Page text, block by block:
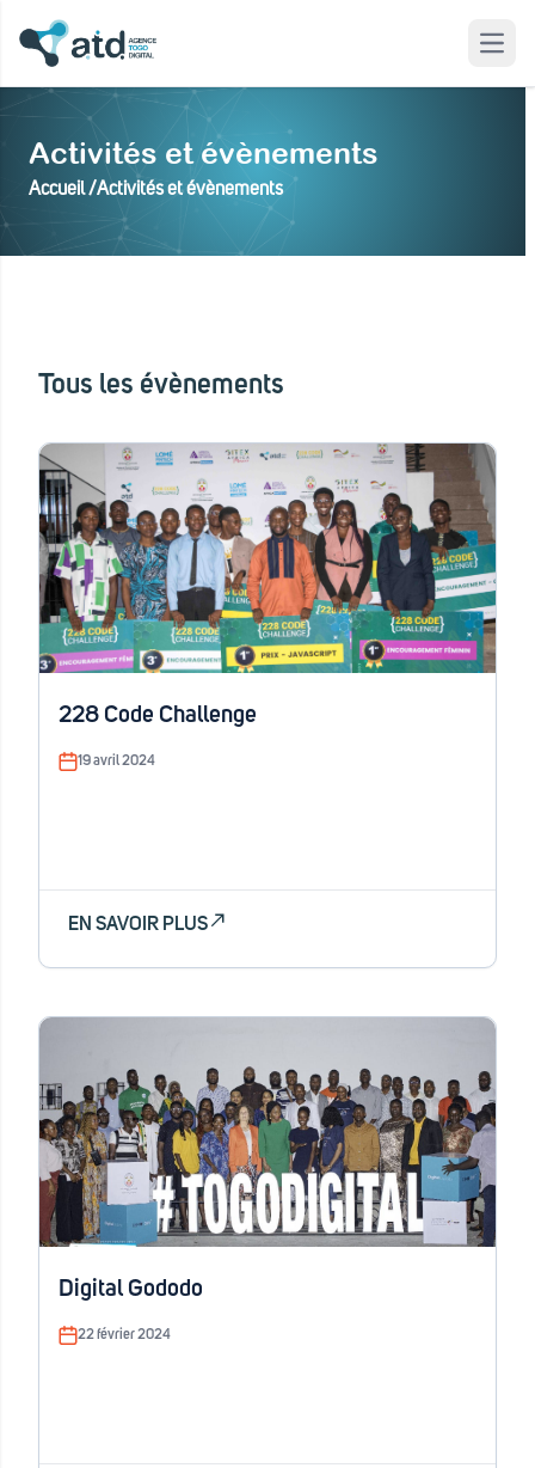
Activités et évènements
Accueil /Activités et évènements
Tous les évènements
228 Code Challenge
19 avril 2024
EN SAVOIR PLUS
Digital Gododo
22 février 2024